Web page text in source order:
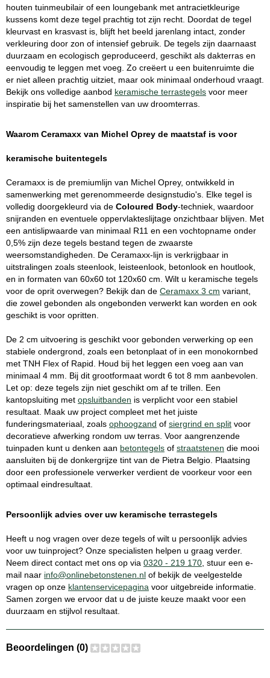
houten tuinmeubilair of een loungebank met antracietkleurige
kussens komt deze tegel prachtig tot zijn recht. Doordat de tegel
kleurvast en krasvast is, blijft het beeld jarenlang intact, zonder
verkleuring door zon of intensief gebruik. De tegels zijn daarnaast
duurzaam en ecologisch geproduceerd, geschikt als dakterras en
eenvoudig te leggen met voeg. Zo creëert u een buitenruimte die
er niet alleen prachtig uitziet, maar ook minimaal onderhoud vraagt.
Bekijk ons volledige aanbod keramische terrastegels voor meer
inspiratie bij het samenstellen van uw droomterras.
Waarom Ceramaxx van Michel Oprey de maatstaf is voor
keramische buitentegels
Ceramaxx is de premiumlijn van Michel Oprey, ontwikkeld in
samenwerking met gerenommeerde designstudio's. Elke tegel is
volledig doorgekleurd via de Coloured Body-techniek, waardoor
snijranden en eventuele oppervlakteslijtage onzichtbaar blijven. Met
een antislipwaarde van minimaal R11 en een vochtopname onder
0,5% zijn deze tegels bestand tegen de zwaarste
weersomstandigheden. De Ceramaxx-lijn is verkrijgbaar in
uitstralingen zoals steenlook, leisteenlook, betonlook en houtlook,
en in formaten van 60x60 tot 120x60 cm. Wilt u keramische tegels
voor de oprit overwegen? Bekijk dan de Ceramaxx 3 cm variant,
die zowel gebonden als ongebonden verwerkt kan worden en ook
geschikt is voor opritten.
De 2 cm uitvoering is geschikt voor gebonden verwerking op een
stabiele ondergrond, zoals een betonplaat of in een monokornbed
met TNH Flex of Rapid. Houd bij het leggen een voeg aan van
minimaal 4 mm. Bij dit grootformaat wordt 6 tot 8 mm aanbevolen.
Let op: deze tegels zijn niet geschikt om af te trillen. Een
kantopsluiting met opsluitbanden is verplicht voor een stabiel
resultaat. Maak uw project compleet met het juiste
funderingsmateriaal, zoals ophoogzand of siergrind en split voor
decoratieve afwerking rondom uw terras. Voor aangrenzende
tuinpaden kunt u denken aan betontegels of straatstenen die mooi
aansluiten bij de donkergrijze tint van de Pietra Belgio. Plaatsing
door een professionele verwerker verdient de voorkeur voor een
optimaal eindresultaat.
Persoonlijk advies over uw keramische terrastegels
Heeft u nog vragen over deze tegels of wilt u persoonlijk advies
voor uw tuinproject? Onze specialisten helpen u graag verder.
Neem direct contact met ons op via 0320 - 219 170 , stuur een e-
mail naar info@onlinebetonstenen.nl of bekijk de veelgestelde
vragen op onze klantenservicepagina voor uitgebreide informatie.
Samen zorgen we ervoor dat u de juiste keuze maakt voor een
duurzaam en stijlvol resultaat.
Beoordelingen (0)